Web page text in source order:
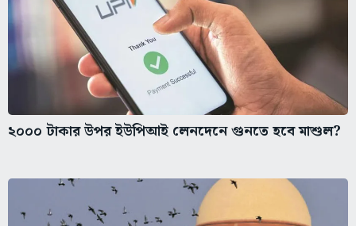
২০০০ টাকার উপর ইউপিআই লেনদেনে গুনতে হবে মাশুল?